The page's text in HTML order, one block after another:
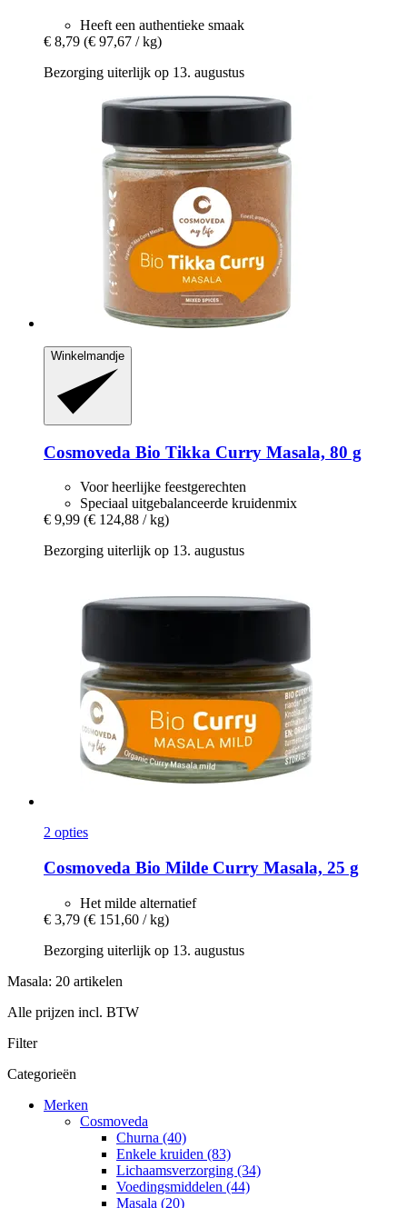
Heeft een authentieke smaak
€ 8,79 (€ 97,67 / kg)
Bezorging uiterlijk op 13. augustus
Winkelmandje
Cosmoveda Bio Tikka Curry Masala, 80 g
Voor heerlijke feestgerechten
Speciaal uitgebalanceerde kruidenmix
€ 9,99 (€ 124,88 / kg)
Bezorging uiterlijk op 13. augustus
2 opties
Cosmoveda Bio Milde Curry Masala, 25 g
Het milde alternatief
€ 3,79 (€ 151,60 / kg)
Bezorging uiterlijk op 13. augustus
Masala: 20 artikelen
Alle prijzen incl. BTW
Filter
Categorieën
Merken
Cosmoveda
Churna (40)
Enkele kruiden (83)
Lichaamsverzorging (34)
Voedingsmiddelen (44)
Masala (20)